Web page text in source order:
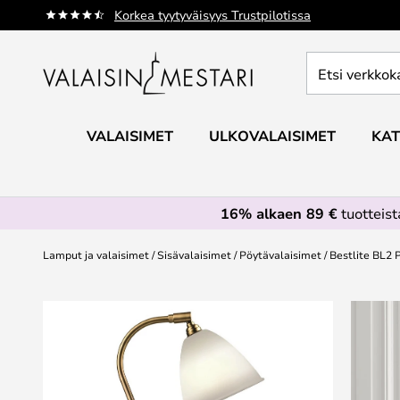
Korkea tyytyväisyys Trustpilotissa
Skip
to
verkkokaupan
VALAISIMET ULKOVALAISIMET
16% alkaen 89 €
Lamput ja valaisimet Sisävalaisimet Pöytävalaisimet Bestlite BL2